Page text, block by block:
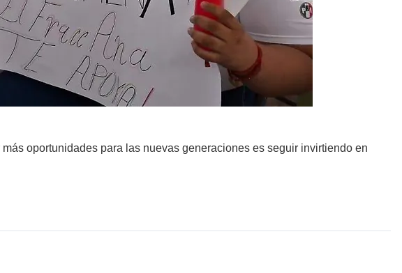
oportunidades para las nuevas generaciones es seguir invirtiendo en